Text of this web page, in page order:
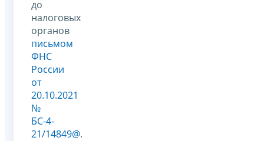
до
налоговых
органов
письмом
ФНС
России
от
20.10.2021
№
БС-4-
21/14849@.